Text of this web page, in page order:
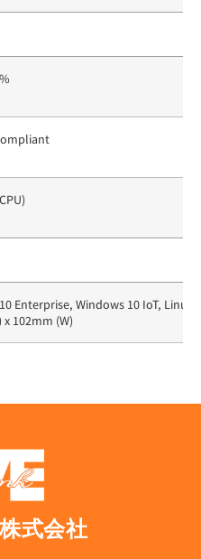
Enterprise, Windows 10 IoT, Linux
102mm (W)
式会社